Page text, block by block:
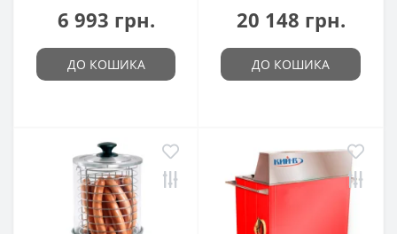
6 993 грн.
ДО КОШИКА
20 148 грн.
ДО КОШИКА